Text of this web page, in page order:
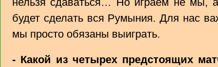
будет сделать вся Румыния. Для нас
мы просто обязаны выиграть.
- Какой из четырех предстоящих